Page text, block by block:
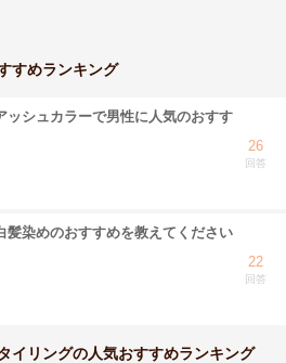
すめランキング
ッシュカラーで男性に人気のおすす
26
回答
髪染めのおすすめを教えてください
22
回答
イリングの人気おすすめランキング